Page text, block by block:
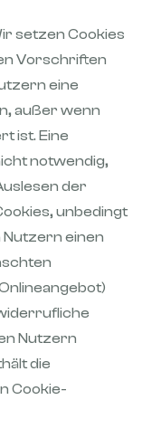
setzen Cookies
Vorschriften
eine
außer wenn
ist. Eine
notwendig,
der
unbedingt
einen
Nutzern
die
Cookie-